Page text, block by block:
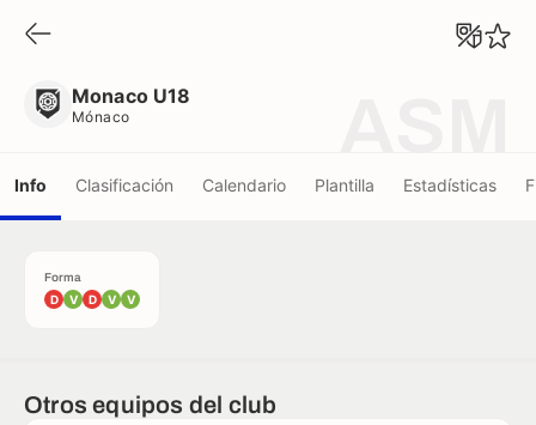
Monaco U18
Mónaco
Info Clasificación Calendario Plantilla Estadísticas
Forma
D V D V V
Otros equipos del club